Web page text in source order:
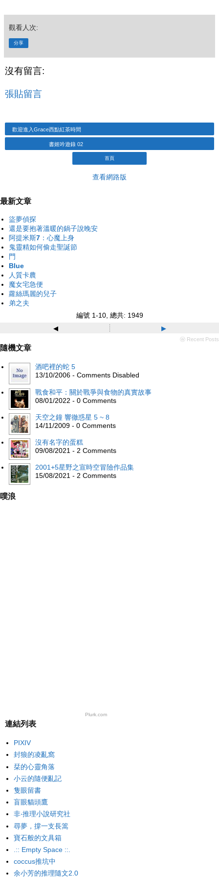
觀看人次:
分享
沒有留言:
張貼留言
歡迎進入Grace西點紅茶時間
書姬吟遊錄 02
首頁
查看網路版
最新文章
盜夢偵探
還是要抱著溫暖的鍋子說晚安
阿提米斯7：心魔上身
鬼靈精如何偷走聖誕節
門
Blue
人質卡農
魔女宅急便
蘿絲瑪麗的兒子
弟之夫
編號 1-10, 總共: 1949
◂ ▸
ⓦ Recent Posts
隨機文章
酒吧裡的蛇 5
13/10/2006 - Comments Disabled
戰食和平：關於戰爭與食物的真實故事
08/01/2022 - 0 Comments
天空之鐘 響徹惑星 5 ~ 8
14/11/2009 - 0 Comments
沒有名字的蛋糕
09/08/2021 - 2 Comments
2001+5星野之宣時空冒險作品集
15/08/2021 - 2 Comments
噗浪
Plurk.com
連結列表
PIXIV
封狼的凌亂窩
栞的心靈角落
小云的隨便亂記
隻眼留書
盲眼貓頭鷹
非‧推理小說研究社
尋夢，撐一支長篙
寶石般的文具箱
.:: Empty Space ::.
coccus推坑中
余小芳的推理隨文2.0